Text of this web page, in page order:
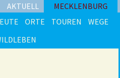
AKTUELL
MECKLENBURG
ORTE TOUREN
WEGE